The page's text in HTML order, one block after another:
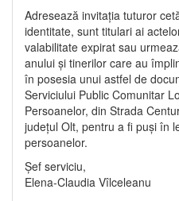
Adresează invitația tuturor
identitate, sunt titulari ai
valabilitate expirat sau
anului și tinerilor care au
în posesia unui astfel de
Serviciului Public Comunitar
Persoanelor, din Strada
județul Olt, pentru a fi puși în
persoanelor.
Șef serviciu,
Elena-Claudia Vîlceleanu